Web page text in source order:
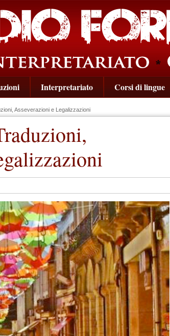
Interpretariato Corsi di lingue
Asseverazioni e Legalizzazioni